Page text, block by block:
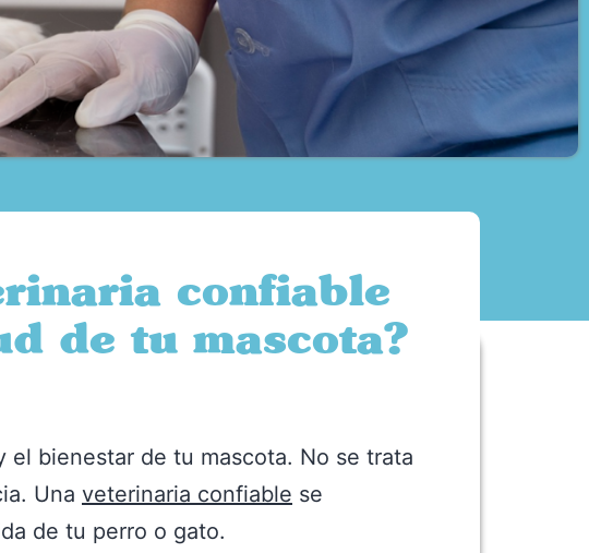
confiable
de tu mascota?
bienestar de tu mascota. No se trata
Una veterinaria confiable se
de tu perro o gato.